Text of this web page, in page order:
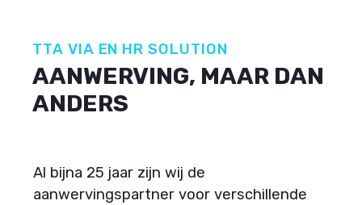
TTA VIA EN HR SOLUTION
AANWERVING, MAAR DAN
ANDERS
Al bijna 25 jaar zijn wij de
aanwervingspartner voor verschillende